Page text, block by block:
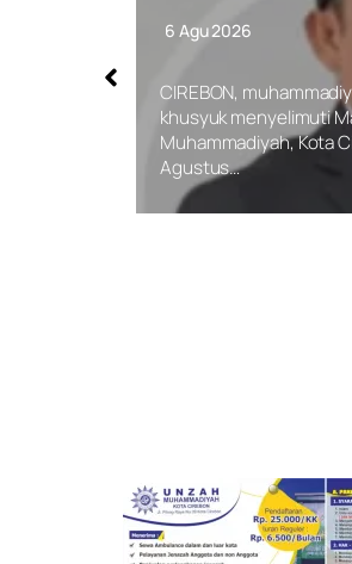
6 Agu 2026
CIREBON,
khusyuk menyelimuti
Muhammadiyah, Kota
Agustus…